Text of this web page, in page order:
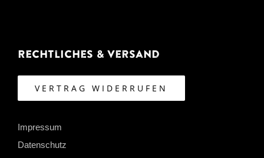
Rechtliches & Versand
VERTRAG WIDERRUFEN
Impressum
Datenschutz